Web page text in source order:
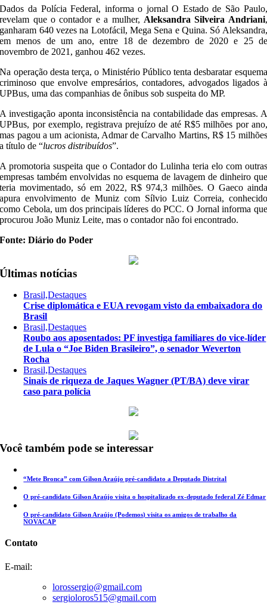
Dados da Polícia Federal, informa o jornal O Estado de São Paulo,
revelam que o contador e a mulher, Aleksandra Silveira Andriani,
ganharam 640 vezes na Lotofácil, Mega Sena e Quina. Só Aleksandra,
em menos de um ano, entre 18 de dezembro de 2020 e 25 de
novembro de 2021, ganhou 462 vezes.
Na operação desta terça, o Ministério Público tenta desbaratar esquema
criminoso que envolve empresários, contadores, advogados ligados à
UPBus, uma das companhias de ônibus sob suspeita do MP.
A investigação aponta inconsistência na contabilidade das empresas. A
UPBus, por exemplo, registrava prejuízo de até R$5 milhões por ano,
mas pagou a um acionista, Admar de Carvalho Martins, R$ 15 milhões
a título de “lucros distribuídos”.
A promotoria suspeita que o Contador do Lulinha teria elo com outras
empresas também envolvidas no esquema de lavagem de dinheiro que
teria movimentado, só em 2022, R$ 974,3 milhões. O Gaeco ainda
apura envolvimento de Muniz com Sílvio Luiz Correia, conhecido
como Cebola, um dos principais líderes do PCC. O Jornal informa que
procurou João Muniz Leite, mas o contador não foi encontrado.
Fonte: Diário do Poder
Últimas notícias
Brasil,Destaques
Crise diplomática e EUA revogam visto da embaixadora do
Brasil
Brasil,Destaques
Roubo aos aposentados: PF investiga familiares do vice-líder
de Lula o “Joe Biden Brasileiro”, o senador Weverton
Rocha
Brasil,Destaques
Sinais de riqueza de Jaques Wagner (PT/BA) deve virar
caso para polícia
Você também pode se interessar
“Mete Bronca” com Gilson Araújo pré-candidato a Deputado Distrital
O pré-candidato Gilson Araújo visita o hospitalizado ex-deputado federal Zé Edmar
O pré-candidato Gilson Araújo (Podemos) visita os amigos de trabalho da
NOVACAP
Contato
E-mail:
lorossergio@gmail.com
sergioloros515@gmail.com